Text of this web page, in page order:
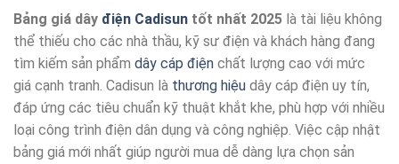
Bảng giá dây điện Cadisun tốt nhất 2025 là tài liệu không
thể thiếu cho các nhà thầu, kỹ sư điện và khách hàng đang
tìm kiếm sản phẩm dây cáp điện chất lượng cao với mức
giá cạnh tranh. Cadisun là thương hiệu dây cáp điện uy tín,
đáp ứng các tiêu chuẩn kỹ thuật khắt khe, phù hợp với nhiều
loại công trình điện dân dụng và công nghiệp. Việc cập nhật
bảng giá mới nhất giúp người mua dễ dàng lựa chọn sản